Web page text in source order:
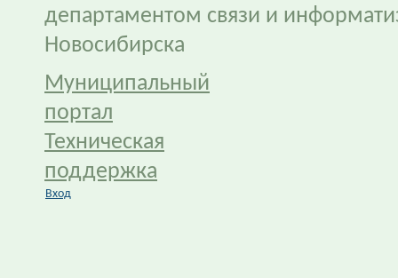
департаментом связи и
Новосибирска
Муниципальный
портал
Техническая
поддержка
Вход